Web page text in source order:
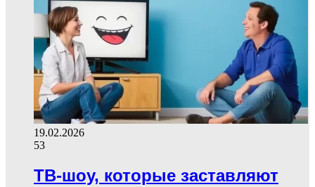
19.02.2026
53
ТВ-шоу, которые заставляют